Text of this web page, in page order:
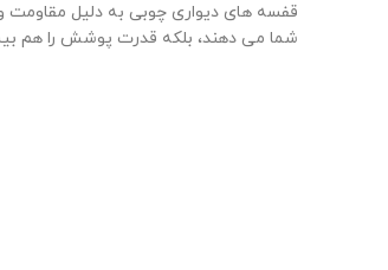
قفسه های دیواری چوبی به دلیل مقاومت
شما می دهند، بلکه قدرت پوشش را هم